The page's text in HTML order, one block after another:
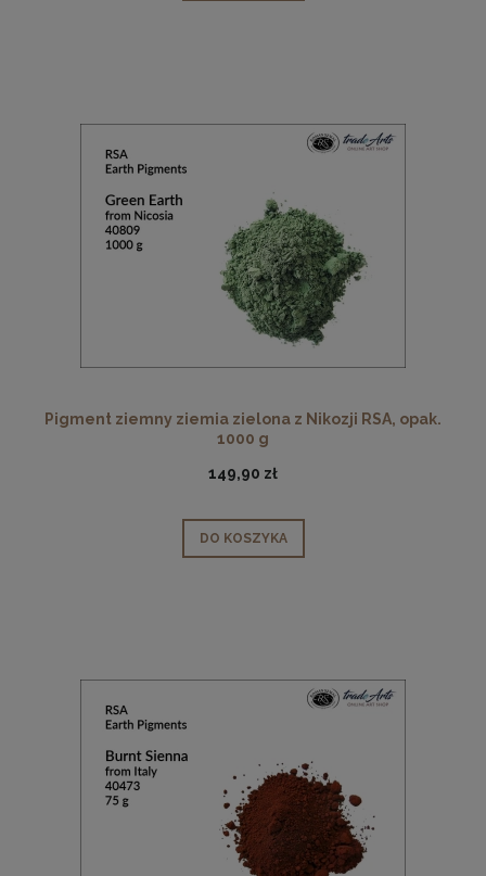
Pigment ziemny ziemia zielona z Nikozji RSA, opak.
1000 g
149,90 zł
DO KOSZYKA